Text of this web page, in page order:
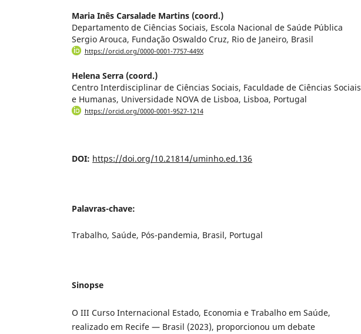
Maria Inês Carsalade Martins (coord.)
Departamento de Ciências Sociais, Escola Nacional de Saúde Pública
Sergio Arouca, Fundação Oswaldo Cruz, Rio de Janeiro, Brasil
https://orcid.org/0000-0001-7757-449X
Helena Serra (coord.)
Centro Interdisciplinar de Ciências Sociais, Faculdade de Ciências Sociais
e Humanas, Universidade NOVA de Lisboa, Lisboa, Portugal
https://orcid.org/0000-0001-9527-1214
DOI: https://doi.org/10.21814/uminho.ed.136
Palavras-chave:
Trabalho, Saúde, Pós-pandemia, Brasil, Portugal
Sinopse
O III Curso Internacional Estado, Economia e Trabalho em Saúde,
realizado em Recife — Brasil (2023), proporcionou um debate